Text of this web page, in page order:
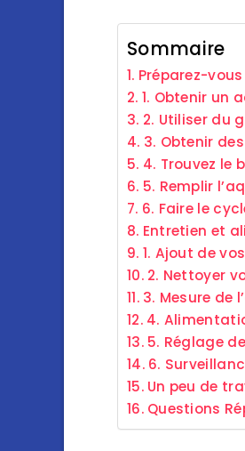
Sommaire
Préparez-
1. Obtenir un
2. Utiliser du
3. Obtenir
4. Trouvez le
5. Remplir
6. Faire le
Entretien et
1. Ajout de
2. Nettoyer
3. Mesure de
4.
5. Réglage
6.
Un peu de
Questions